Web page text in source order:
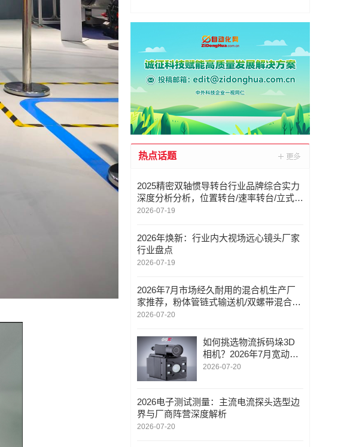
热点话题
2025精密双轴惯导转台行业品牌综合实力
深度分析分析，位置转台/速率转台/立式扫
描架/龙门式扫描架，双轴转台定制厂家推
2026-07-19
2026年焕新：行业内大视场远心镜头厂家
行业盘点
2026-07-19
2026年7月市场经久耐用的混合机生产厂
家推荐，粉体管链式输送机/双螺带混合机/
拆包机/自动拆包机，混合机供应商哪家权
2026-07-20
如何挑选物流拆码垛3D
相机？2026年7月宽动态
及防护参考
2026-07-20
2026电子测试测量：主流电流探头选型边
界与厂商阵营深度解析
2026-07-20